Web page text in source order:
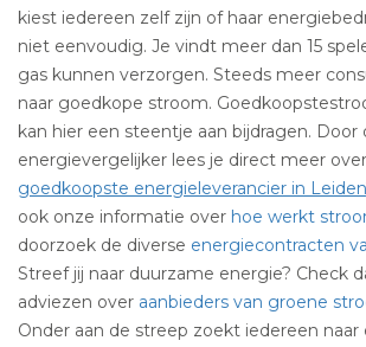
kiest iedereen zelf zijn of haar
niet eenvoudig. Je vindt meer dan 15
gas kunnen verzorgen. Steeds meer
naar goedkope stroom.
kan hier een steentje aan bijdragen. Door
energievergelijker lees je direct meer
goedkoopste energieleverancier in Leiden
ook onze informatie over hoe werkt
doorzoek de diverse energiecontracten
Streef jij naar duurzame energie? Check
adviezen over aanbieders van groene
Onder aan de streep zoekt iedereen naar